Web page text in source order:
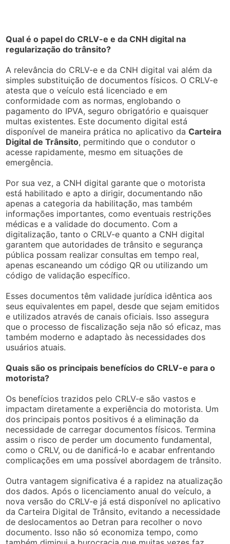
Qual é o papel do CRLV-e e da CNH digital na
regularização do trânsito?
A relevância do CRLV-e e da CNH digital vai além da
simples substituição de documentos físicos. O CRLV-e
atesta que o veículo está licenciado e em
conformidade com as normas, englobando o
pagamento do IPVA, seguro obrigatório e quaisquer
multas existentes. Este documento digital está
disponível de maneira prática no aplicativo daCarteira
Digital de Trânsito, permitindo que o condutor o
acesse rapidamente, mesmo em situações de
emergência.
Por sua vez, a CNH digital garante que o motorista
está habilitado e apto a dirigir, documentando não
apenas a categoria da habilitação, mas também
informações importantes, como eventuais restrições
médicas e a validade do documento. Com a
digitalização, tanto o CRLV-e quanto a CNH digital
garantem que autoridades de trânsito e segurança
pública possam realizar consultas em tempo real,
apenas escaneando um código QR ou utilizando um
código de validação específico.
Esses documentos têm validade jurídica idêntica aos
seus equivalentes em papel, desde que sejam emitidos
e utilizados através de canais oficiais. Isso assegura
que o processo de fiscalização seja não só eficaz, mas
também moderno e adaptado às necessidades dos
usuários atuais.
Quais são os principais benefícios do CRLV-e para o
motorista?
Os benefícios trazidos pelo CRLV-e são vastos e
impactam diretamente a experiência do motorista. Um
dos principais pontos positivos é a eliminação da
necessidade de carregar documentos físicos. Termina
assim o risco de perder um documento fundamental,
como o CRLV, ou de danificá-lo e acabar enfrentando
complicações em uma possível abordagem de trânsito.
Outra vantagem significativa é a rapidez na atualização
dos dados. Após o licenciamento anual do veículo, a
nova versão do CRLV-e já está disponível no aplicativo
da Carteira Digital de Trânsito, evitando a necessidade
de deslocamentos ao Detran para recolher o novo
documento. Isso não só economiza tempo, como